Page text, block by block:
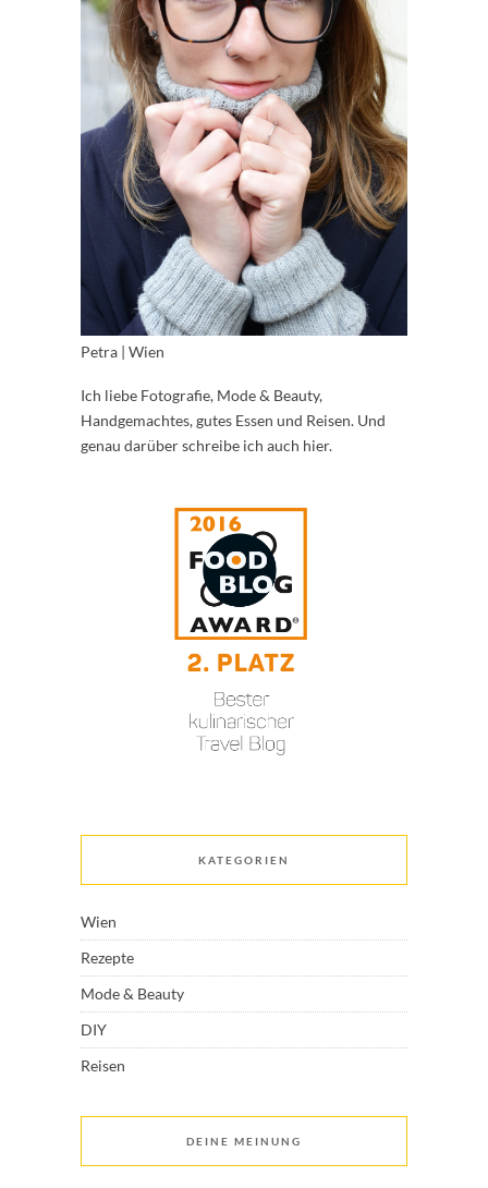
Petra | Wien
Ich liebe Fotografie, Mode & Beauty,
Handgemachtes, gutes Essen und Reisen. Und
genau darüber schreibe ich auch hier.
KATEGORIEN
Wien
Rezepte
Mode & Beauty
DIY
Reisen
DEINE MEINUNG